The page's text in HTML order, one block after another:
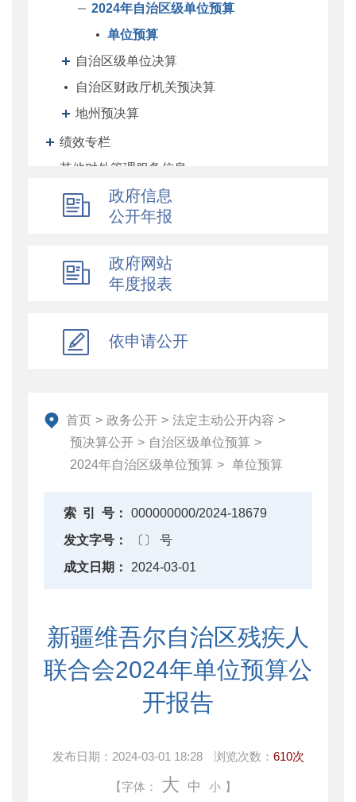
2024年自治区级单位预算
单位预算
自治区级单位决算
自治区财政厅机关预决算
地州预决算
绩效专栏
其他对外管理服务信息
提案议案
执行公开
重大行政决策预公开
减税降费专栏
直达资金
财政改革与业务
重点领域信息公开
政府信息
公开年报
政府网站
年度报表
依申请公开
首页 > 政务公开 > 法定主动公开内容 >
预决算公开 > 自治区级单位预算 >
2024年自治区级单位预算 > 单位预算
索 引 号：
000000000/2024-18679
发文字号：
〔〕 号
成文日期：
2024-03-01
新疆维吾尔自治区残疾人
联合会2024年单位预算公
开报告
发布日期： 2024-03-01 18:28 浏览次数： 610次
【字体： 大 中 小 】